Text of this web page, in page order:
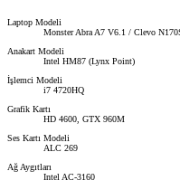
Laptop Modeli
Monster Abra A7 V6.1 / Clevo
Anakart Modeli
Intel HM87 (Lynx Point)
İşlemci Modeli
i7 4720HQ
Grafik Kartı
HD 4600, GTX 960M
Ses Kartı Modeli
ALC 269
Ağ Aygıtları
Intel AC-3160